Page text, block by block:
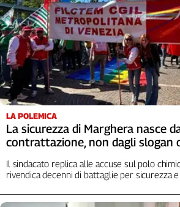
LA POLEMICA
La sicurezza di Marghera nasce
contrattazione, non dagli slogan
Il sindacato replica alle accuse sul polo
rivendica decenni di battaglie per sicurezza